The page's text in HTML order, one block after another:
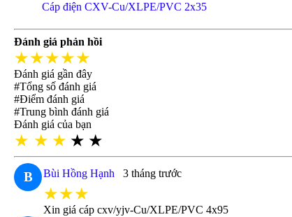
Cáp điện CXV-Cu/XLPE/PVC 2x35
Đánh giá phản hồi
★★★★★
Đánh giá gần đây
#Tổng số đánh giá
#Điểm đánh giá
#Trung bình đánh giá
Đánh giá của bạn
★ ★ ★ ★ ★
B Bùi Hồng Hạnh 3 tháng trước
★★★
Xin giá cáp cxv/yjv-Cu/XLPE/PVC 4x95